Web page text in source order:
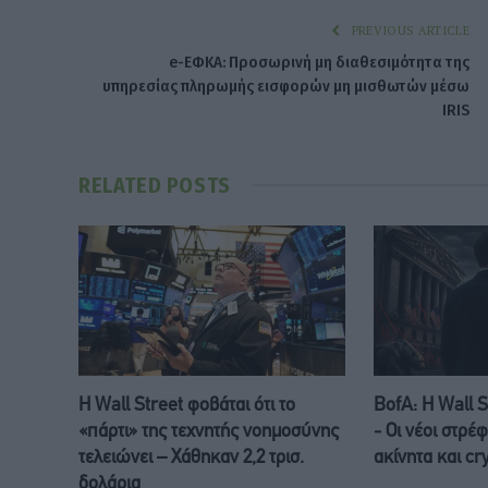
PREVIOUS ARTICLE
e-ΕΦΚΑ: Προσωρινή μη διαθεσιμότητα της
υπηρεσίας πληρωμής εισφορών μη μισθωτών μέσω
IRIS
RELATED POSTS
Η Wall Street φοβάται ότι το
«πάρτι» της τεχνητής νοημοσύνης
τελειώνει – Χάθηκαν 2,2 τρισ.
δολάρια
BofA: Η Wall
- Οι νέοι
ακίνητα και